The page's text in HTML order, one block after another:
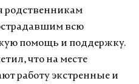
родственникам
всю
помощь и поддержку.
что на месте
работу экстренные и